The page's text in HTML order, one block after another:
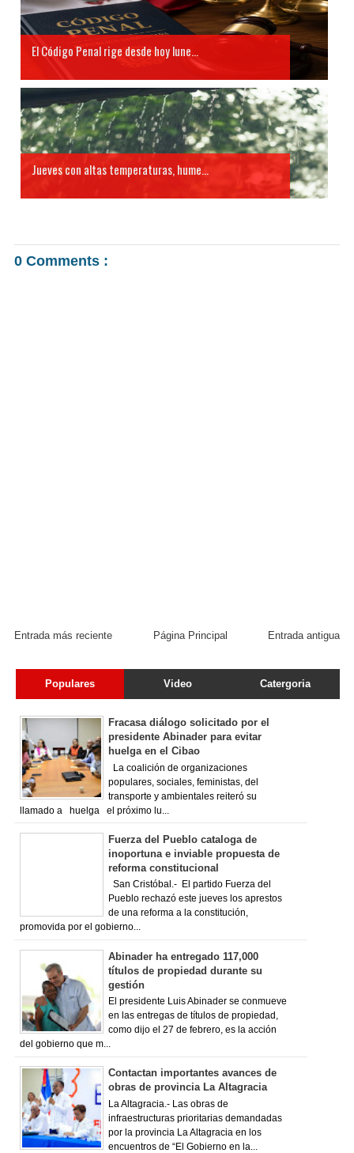
El Código Penal rige desde hoy lune...
Jueves con altas temperaturas, hume...
0 Comments :
Entrada más reciente Entrada antigua
Página Principal
Populares Video Catergoria
Fracasa diálogo solicitado por el
presidente Abinader para evitar
huelga en el Cibao
La coalición de organizaciones
populares, sociales, feministas, del
transporte y ambientales reiteró su
llamado a huelga el próximo lu...
Fuerza del Pueblo cataloga de
inoportuna e inviable propuesta de
reforma constitucional
San Cristóbal.- El partido Fuerza del
Pueblo rechazó este jueves los aprestos
de una reforma a la constitución,
promovida por el gobierno...
Abinader ha entregado 117,000
títulos de propiedad durante su
gestión
El presidente Luis Abinader se conmueve
en las entregas de títulos de propiedad,
como dijo el 27 de febrero, es la acción
del gobierno que m...
Contactan importantes avances de
obras de provincia La Altagracia
La Altagracia.- Las obras de
infraestructuras prioritarias demandadas
por la provincia La Altagracia en los
encuentros de “El Gobierno en la...